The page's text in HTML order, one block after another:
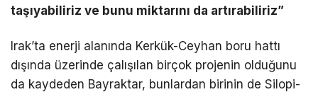
taşıyabiliriz ve bunu miktarını da artırabiliriz”
Irak’ta enerji alanında Kerkük-Ceyhan boru hattı
dışında üzerinde çalışılan birçok projenin olduğunu
da kaydeden Bayraktar, bunlardan birinin de Silopi-